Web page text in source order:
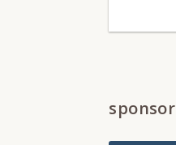
sponsor